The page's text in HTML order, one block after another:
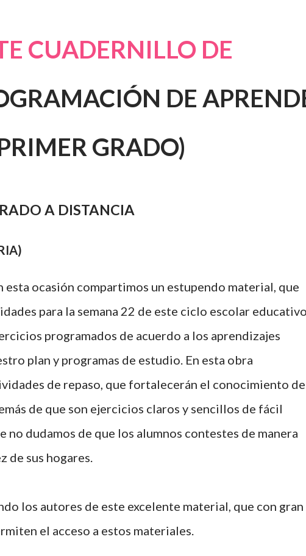
CUADERNILLO DE
DE
GRADO)
A DISTANCIA
esta ocasión compartimos un estupendo material, que
para la semana 22 de este ciclo escolar
programados de acuerdo a los aprendizajes
plan y programas de estudio. En esta obra
de repaso, que fortalecerán el conocimiento de
de que son ejercicios claros y sencillos de fácil
dudamos de que los alumnos contestes de manera
de sus hogares.
los autores de este excelente material, que con gran
el acceso a estos materiales.